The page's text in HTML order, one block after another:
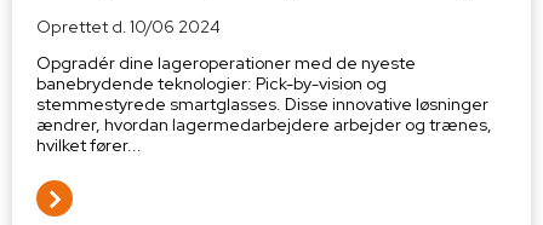
Oprettet d.10/06 2024
Opgradér dine lageroperationer med de nyeste
banebrydende teknologier: Pick-by-vision og
stemmestyrede smartglasses. Disse innovative løsninger
ændrer, hvordan lagermedarbejdere arbejder og trænes,
hvilket fører...